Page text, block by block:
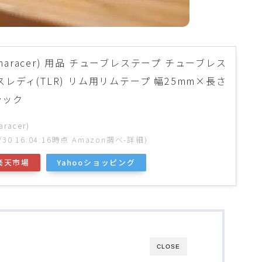
用品 チューブレステープ チューブレス
レディ(TLR) リム用リムテープ 幅25mm×長さ
ク
16:04:16時点 Amazon調べ-詳細)
天市場 Yahooショッピング
CLOSE